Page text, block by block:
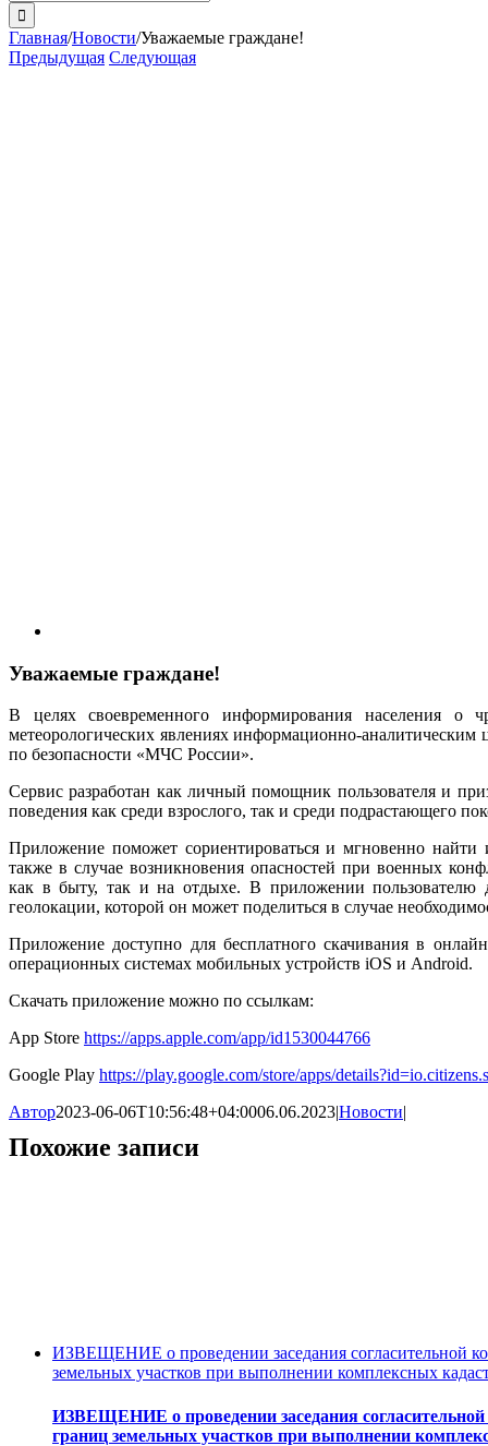
поиска:
Главная/Новости/Уважаемые граждане!
Предыдущая Следующая
Уважаемые граждане!
В целях своевременного информирования населения о
метеорологических явлениях информационно-
по безопасности «МЧС России».
Сервис разработан как личный помощник пользователя и
поведения как среди взрослого, так и среди подрастающего
Приложение поможет сориентироваться и мгновенно
также в случае возникновения опасностей при военных
как в быту, так и на отдыхе. В приложении пользователю
геолокации, которой он может поделиться в случае
Приложение доступно для бесплатного скачивания в
операционных системах мобильных устройств iOS и Android.
Скачать приложение можно по ссылкам:
App Store https://apps.apple.com/app/id1530044766
Google Play https://play.google.com/store/apps/
Автор2023-06-06T10:56:48+04:0006.06.2023|Новости|
Похожие записи
ИЗВЕЩЕНИЕ о проведении заседания согласительной
земельных участков при выполнении комплексных
ИЗВЕЩЕНИЕ о проведении заседания согласительной
границ земельных участков при выполнении